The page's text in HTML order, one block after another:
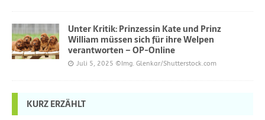
Unter Kritik: Prinzessin Kate und Prinz
William müssen sich für ihre Welpen
verantworten – OP-Online
Juli 5, 2025 ©Img. Glenkar/Shutterstock.com
KURZ ERZÄHLT